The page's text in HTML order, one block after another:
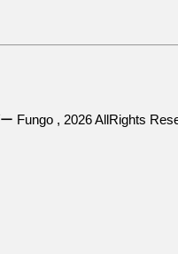
Fungo , 2026 AllRights